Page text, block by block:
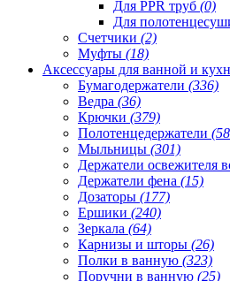
Для PPR труб (0)
Для
Счетчики (2)
Муфты (18)
Аксессуары для ванной и
Бумагодержатели (336)
Ведра (36)
Крючки (379)
Полотенцедержатели
Мыльницы (301)
Держатели освежителя
Держатели фена (15)
Дозаторы (177)
Ершики (240)
Зеркала (64)
Карнизы и шторы (26)
Полки в ванную (323)
Поручни в ванную (25)